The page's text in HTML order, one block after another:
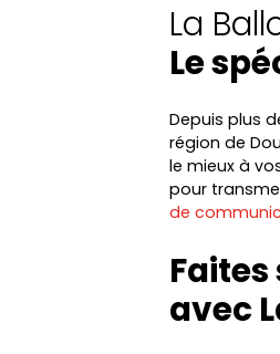
La
Le
Depuis plus
région de
le mieux à
pour
de
avec